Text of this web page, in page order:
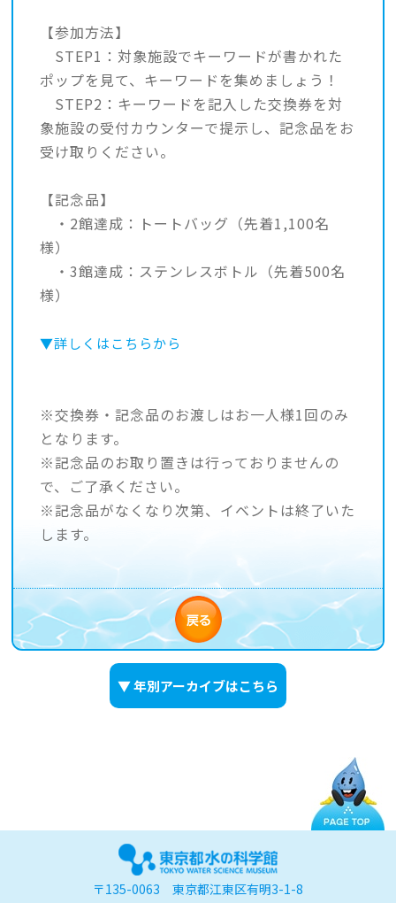
▼ 年別アーカイブはこちら
【参加方法】
STEP1：対象施設でキーワードが書かれた
ポップを見て、キーワードを集めましょう！
STEP2：キーワードを記入した交換券を対
象施設の受付カウンターで提示し、記念品をお
受け取りください。
【記念品】
・2館達成：トートバッグ（先着1,100名
様）
・3館達成：ステンレスボトル（先着500名
様）
▼詳しくはこちらから
※交換券・記念品のお渡しはお一人様1回のみ
となります。
※記念品のお取り置きは行っておりませんの
で、ご了承ください。
※記念品がなくなり次第、イベントは終了いた
します。
〒135-0063 東京都江東区有明3-1-8